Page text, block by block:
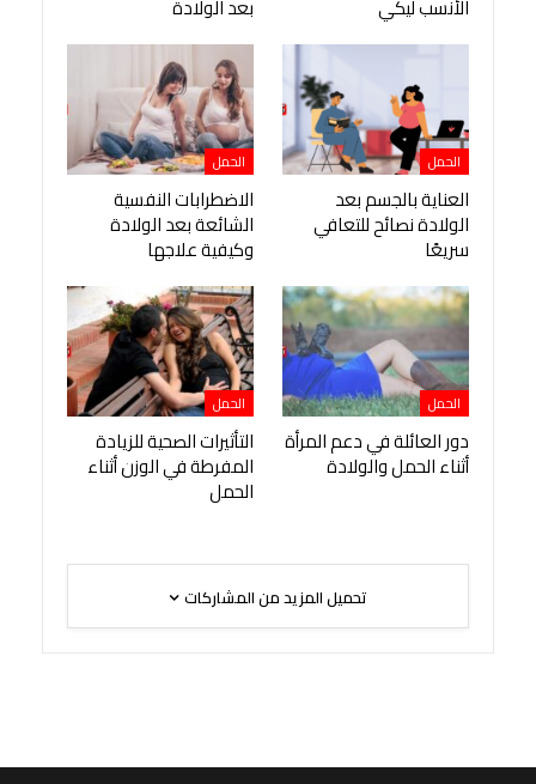
الأنسب ليكي بعد الولادة
الحمل
العناية بالجسم بعد
الولادة نصائح للتعافي
سريعًا
الحمل
الاضطرابات النفسية
الشائعة بعد الولادة
وكيفية علاجها
الحمل
دور العائلة في دعم المرأة
أثناء الحمل والولادة
الحمل
التأثيرات الصحية للزيادة
المفرطة في الوزن أثناء
الحمل
تحميل المزيد من المشاركات